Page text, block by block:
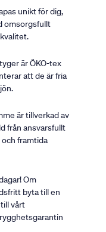
unikt för dig,
omsorgsfullt
är ÖKO-tex
att de är fria
är tillverkad av
från ansvarsfullt
framtida
Om
byta till en
vårt